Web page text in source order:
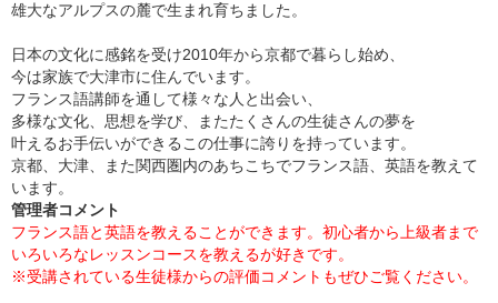
雄大なアルプスの麓で生まれ育ちました。
日本の文化に感銘を受け2010年から京都で暮らし始め、
今は家族で大津市に住んでいます。
フランス語講師を通して様々な人と出会い、
多様な文化、思想を学び、またたくさんの生徒さんの夢を
叶えるお手伝いができるこの仕事に誇りを持っています。
京都、大津、また関西圏内のあちこちでフランス語、英語を教えて
います。
管理者コメント
フランス語と英語を教えることができます。初心者から上級者まで
いろいろなレッスンコースを教えるが好きです。
※受講されている生徒様からの評価コメントもぜひご覧ください。